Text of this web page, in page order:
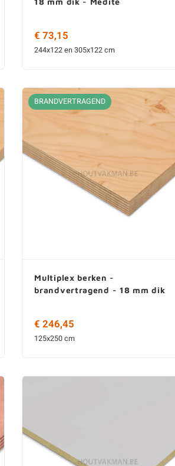
€ 73,15
244x122 en 305x122 cm
BRANDVERTRAGEND
Multiplex berken -
brandvertragend - 18 mm dik
€ 246,45
125x250 cm